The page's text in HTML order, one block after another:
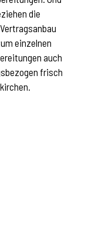
die
einzelnen
auch
frisch